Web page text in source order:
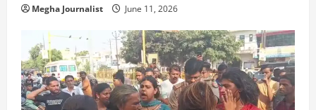
Megha Journalist June 11, 2026